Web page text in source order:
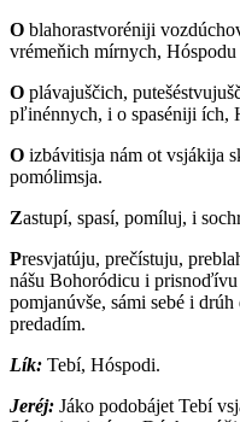
O blahorastvoréniji
vrémeňich mírnych,
O plávajuščich,
pľinénnych, i o spaséniji ích,
O izbávitisja nám ot vsjákija
pomólimsja.
Zastupí, spasí, pomíluj, i
Presvjatúju, prečístuju,
nášu Bohoródicu i
pomjanúvše, sámi sebé i
predadím.
Lík: Tebí, Hóspodi.
Jeréj: Jáko podobájet Tebí